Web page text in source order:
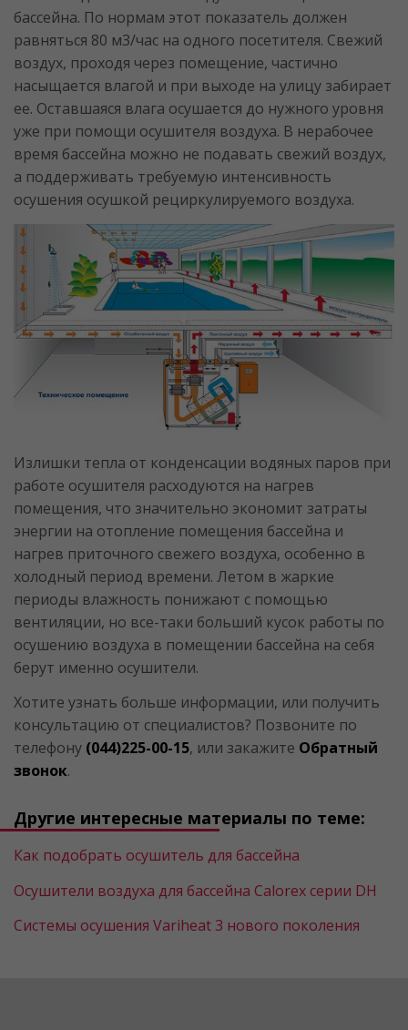
бассейна. По нормам этот показатель должен
равняться 80 м3/час на одного посетителя. Свежий
воздух, проходя через помещение, частично
насыщается влагой и при выходе на улицу забирает
ее. Оставшаяся влага осушается до нужного уровня
уже при помощи осушителя воздуха. В нерабочее
время бассейна можно не подавать свежий воздух,
а поддерживать требуемую интенсивность
осушения осушкой рециркулируемого воздуха.
Излишки тепла от конденсации водяных паров при
работе осушителя расходуются на нагрев
помещения, что значительно экономит затраты
энергии на отопление помещения бассейна и
нагрев приточного свежего воздуха, особенно в
холодный период времени. Летом в жаркие
периоды влажность понижают с помощью
вентиляции, но все-таки больший кусок работы по
осушению воздуха в помещении бассейна на себя
берут именно осушители.
Хотите узнать больше информации, или получить
консультацию от специалистов? Позвоните по
телефону (044)225-00-15, или закажите Обратный
звонок.
Другие интересные материалы по теме:
Как подобрать осушитель для бассейна
Осушители воздуха для бассейна Calorex серии DH
Системы осушения Variheat 3 нового поколения